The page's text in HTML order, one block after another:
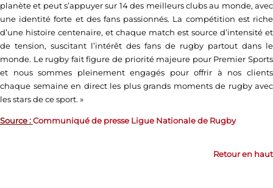
planète et peut s’appuyer sur 14 des meilleurs clubs au monde, avec
une identité forte et des fans passionnés. La compétition est riche
d’une histoire centenaire, et chaque match est source d’intensité et
de tension, suscitant l’intérêt des fans de rugby partout dans le
monde. Le rugby fait figure de priorité majeure pour Premier Sports
et nous sommes pleinement engagés pour offrir à nos clients
chaque semaine en direct les plus grands moments de rugby avec
les stars de ce sport. »
Source :Communiqué de presse Ligue Nationale de Rugby
Retour en haut